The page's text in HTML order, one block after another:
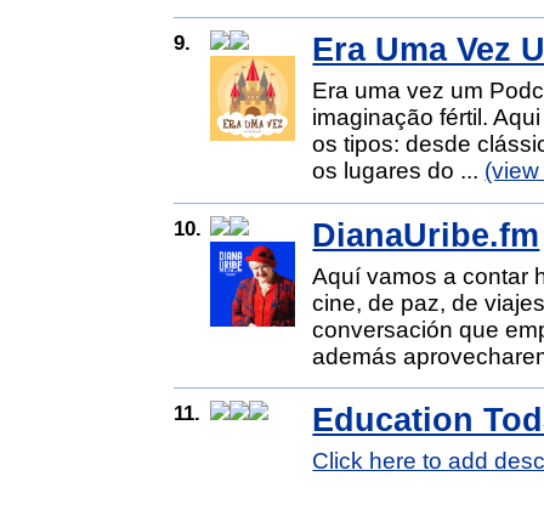
9. Era Uma Vez
Era uma vez um
imaginação fértil.
os tipos: desde
os lugares do ...
10. DianaUribe.fm
Aquí vamos a contar
cine, de paz, de
conversación que
además
11. Education
Click here to add